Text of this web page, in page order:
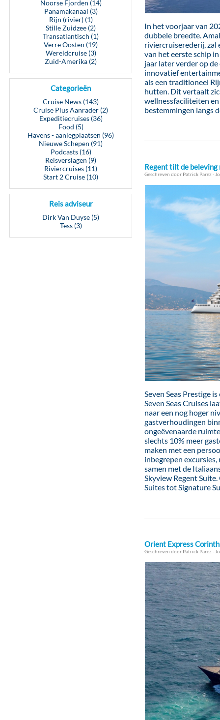
Noorse Fjorden (14)
Panamakanaal (3)
Rijn (rivier) (1)
Stille Zuidzee (2)
Transatlantisch (1)
Verre Oosten (19)
Wereldcruise (3)
Zuid-Amerika (2)
Categorieën
Cruise News (143)
Cruise Plus Aanrader (2)
Expeditiecruises (36)
Food (5)
Havens - aanlegplaatsen (96)
Nieuwe Schepen (91)
Podcasts (16)
Reisverslagen (9)
Riviercruises (11)
Start 2 Cruise (10)
Reis adviseur
Dirk Van Duyse (5)
Tess (3)
In het voorjaar van
dubbele breedte.
riviercruiserederij, zal
van het eerste schip
jaar later verder op
innovatief
als een traditioneel
hutten. Dit vertaalt
wellnessfaciliteiten
bestemmingen langs
Regent tilt de beleving
Geschreven door Patrick Parez -
Seven Seas Prestige
Seven Seas Cruises
naar een nog hoger
gastverhoudingen
ongeëvenaarde
slechts 10% meer
maken met een
inbegrepen
samen met de
Skyview Regent
Suites tot Signature
Orient Express
Geschreven door Patrick Parez -